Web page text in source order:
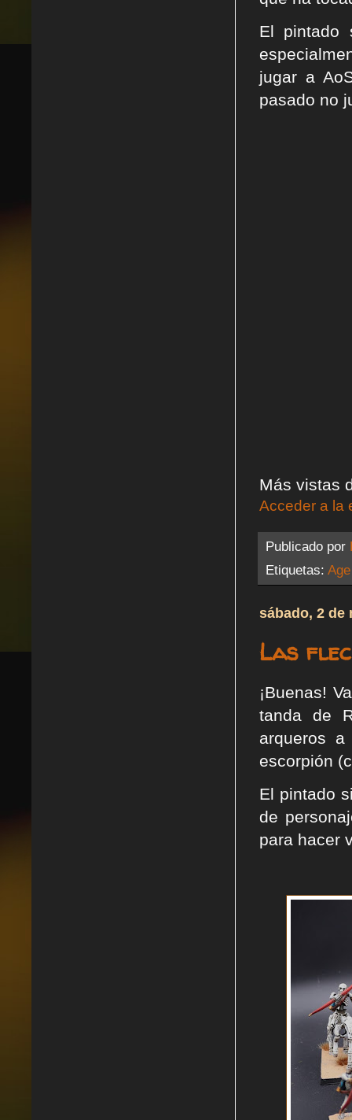
El pintado
jugar a
pasado no
Más vistas
Acceder a la
Publicado por
Etiquetas:
sábado, 2 de
Las
¡Buenas!
tanda de
arqueros
escorpión
El pintado
de
para hacer